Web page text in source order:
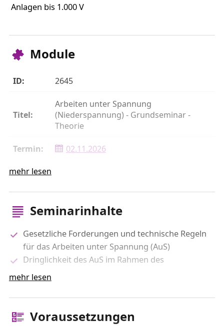
Anlagen bis 1.000 V
Module
2645
Arbeiten unter Spannung
(Niederspannung) - Grundseminar -
Theorie
02.11.2026
Erfurt TEAG Akademie
1
2646
Arbeiten unter Spannung
mehr lesen
Seminarinhalte
Gesetzliche Forderungen und technische Regeln
für das Arbeiten unter Spannung (AuS)
Dringlichkeit des AuS im Rahmen des
liberalisierten Strommarktes
Anwendbarkeit der unterschiedlichen
Montagefolgen
Aufgaben der Beauftragten für AuS
mehr lesen
Voraussetzungen